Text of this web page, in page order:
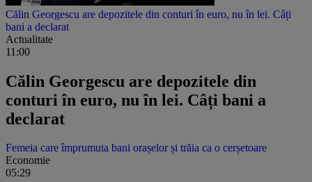
Călin Georgescu are depozitele din conturi în euro, nu în lei. Câți
bani a declarat
Actualitate
11:00
Călin Georgescu are depozitele din
conturi în euro, nu în lei. Câți bani a
declarat
Femeia care împrumuta bani orașelor și trăia ca o cerșetoare
Economie
05:29